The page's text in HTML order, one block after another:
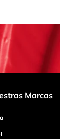
nombre
Marcas